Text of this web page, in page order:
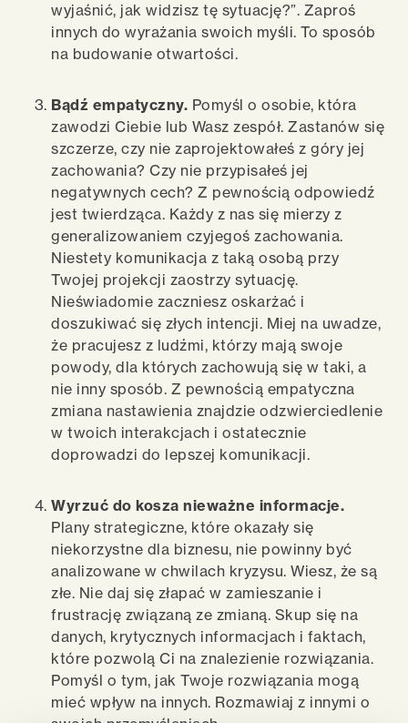
wyjaśnić, jak widzisz tę sytuację?”. Zaproś
innych do wyrażania swoich myśli. To sposób
na budowanie otwartości.
Bądź empatyczny. Pomyśl o osobie, która
zawodzi Ciebie lub Wasz zespół. Zastanów się
szczerze, czy nie zaprojektowałeś z góry jej
zachowania? Czy nie przypisałeś jej
negatywnych cech? Z pewnością odpowiedź
jest twierdząca. Każdy z nas się mierzy z
generalizowaniem czyjegoś zachowania.
Niestety komunikacja z taką osobą przy
Twojej projekcji zaostrzy sytuację.
Nieświadomie zaczniesz oskarżać i
doszukiwać się złych intencji. Miej na uwadze,
że pracujesz z ludźmi, którzy mają swoje
powody, dla których zachowują się w taki, a
nie inny sposób. Z pewnością empatyczna
zmiana nastawienia znajdzie odzwierciedlenie
w twoich interakcjach i ostatecznie
doprowadzi do lepszej komunikacji.
Wyrzuć do kosza nieważne informacje.
Plany strategiczne, które okazały się
niekorzystne dla biznesu, nie powinny być
analizowane w chwilach kryzysu. Wiesz, że są
złe. Nie daj się złapać w zamieszanie i
frustrację związaną ze zmianą. Skup się na
danych, krytycznych informacjach i faktach,
które pozwolą Ci na znalezienie rozwiązania.
Pomyśl o tym, jak Twoje rozwiązania mogą
mieć wpływ na innych. Rozmawiaj z innymi o